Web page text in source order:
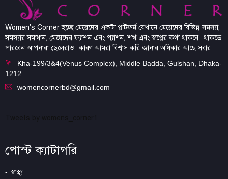
Women's Corner হচ্ছে মেয়েদের একটা প্লাটফর্ম যেখানে মেয়েদের বিভিন্ন সমস্যা,
সমস্যার সমাধান, মেয়েদের ফ্যাশন এবং প্যাশন, শখ এবং স্বপ্নের কথা থাকবে। থাকতে
পারবেন আপনারা ছেলেরাও। কারণ আমরা বিশ্বাস করি জানার অধিকার আছে সবার।
Kha-199/3&4(Venus Complex), Middle Badda, Gulshan, Dhaka-
1212
womencornerbd@gmail.com
পোস্ট ক্যাটাগরি
স্বাস্থ্য